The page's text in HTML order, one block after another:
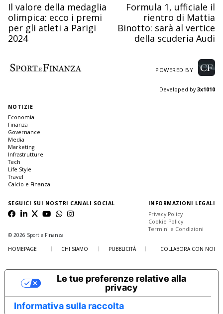
Il valore della medaglia
olimpica: ecco i premi
per gli atleti a Parigi
2024
Formula 1, ufficiale il
rientro di Mattia
Binotto: sarà al vertice
della scuderia Audi
POWERED BY
Developed by3x1010
NOTIZIE
Economia
Finanza
Governance
Media
Marketing
Infrastrutture
Tech
Life Style
Travel
Calcio e Finanza
SEGUICI SUI NOSTRI CANALI SOCIAL
INFORMAZIONI LEGALI
Privacy Policy
Cookie Policy
Termini e Condizioni
© 2026 Sport e Finanza
HOMEPAGE
CHI SIAMO PUBBLICITÀ COLLABORA CON NOI
Informativa sulla raccolta
Le tue preferenze relative alla
privacy